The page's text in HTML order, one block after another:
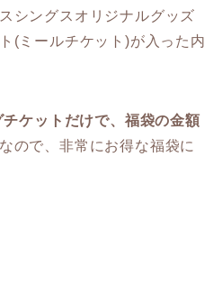
シングスオリジナルグッズ
(ミールチケット)が入った内
ケットだけで、福袋の金額
ので、非常にお得な福袋に